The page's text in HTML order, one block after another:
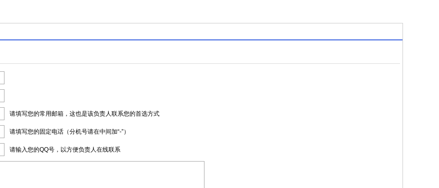
请填写您的常用邮箱，这也是该负责人联系您的首选方式
请填写您的固定电话（分机号请在中间加“-”）
请输入您的QQ号，以方便负责人在线联系